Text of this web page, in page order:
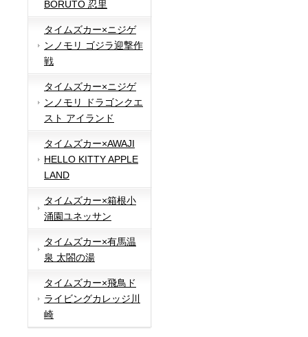
BORUTO 忍里
タイムズカー×ニジゲ
ンノモリ ゴジラ迎撃作
戦
タイムズカー×ニジゲ
ンノモリ ドラゴンクエ
スト アイランド
タイムズカー×AWAJI
HELLO KITTY APPLE
LAND
タイムズカー×箱根小
涌園ユネッサン
タイムズカー×有馬温
泉 太閤の湯
タイムズカー×飛鳥ド
ライビングカレッジ川
崎